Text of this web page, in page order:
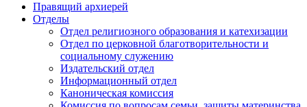
Правящий архиерей
Отделы
Отдел религиозного образования и катехизации
Отдел по церковной благотворительности и
социальному служению
Издательский отдел
Информационный отдел
Каноническая комиссия